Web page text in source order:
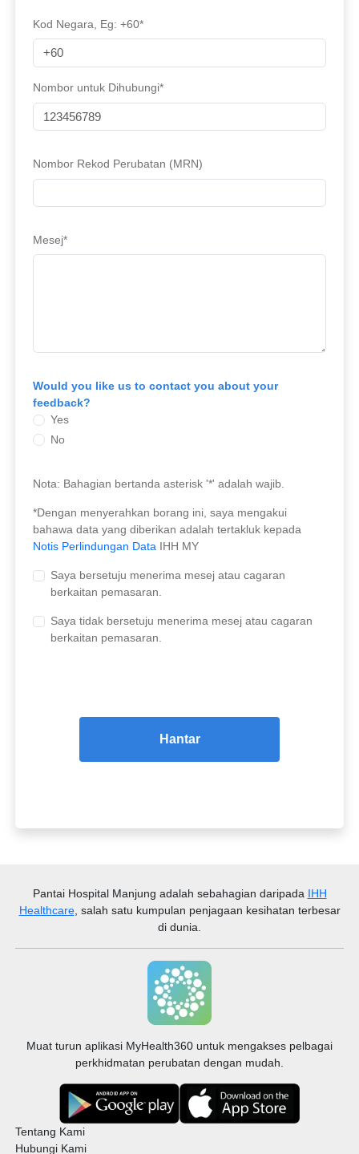
Kod Negara, Eg: +60*
Nombor untuk Dihubungi*
Nombor Rekod Perubatan (MRN)
Mesej*
Would you like us to contact you about your
feedback?
Yes
No
Nota: Bahagian bertanda asterisk '*' adalah wajib.
*Dengan menyerahkan borang ini, saya mengakui
bahawa data yang diberikan adalah tertakluk kepada
Notis Perlindungan Data IHH MY
Saya bersetuju menerima mesej atau cagaran
berkaitan pemasaran.
Saya tidak bersetuju menerima mesej atau cagaran
berkaitan pemasaran.
Hantar
Pantai Hospital Manjung adalah sebahagian daripada IHH
Healthcare, salah satu kumpulan penjagaan kesihatan terbesar
di dunia.
Muat turun aplikasi MyHealth360 untuk mengakses pelbagai
perkhidmatan perubatan dengan mudah.
Tentang Kami
Hubungi Kami